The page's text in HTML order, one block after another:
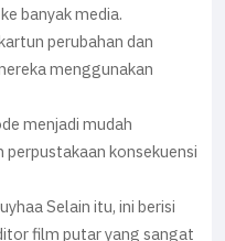
banyak media.
perubahan dan
menggunakan
menjadi mudah
konsekuensi
Selain itu, ini berisi
film putar yang sangat